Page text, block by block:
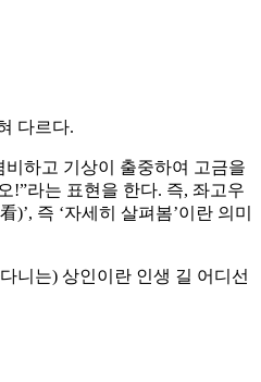
다르다.
하고 기상이 출중하여 고금을
!”라는 표현을 한다. 즉, 좌고우
즉 ‘자세히 살펴봄’이란 의미
니는) 상인이란 인생 길 어디선